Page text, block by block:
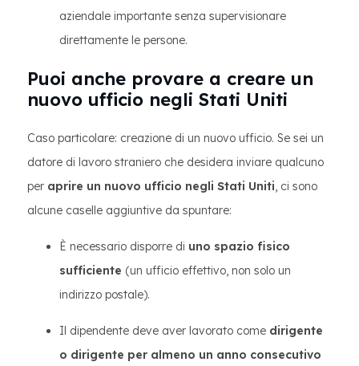
aziendale importante senza supervisionare
direttamente le persone.
Puoi anche provare a creare un
nuovo ufficio negli Stati Uniti
Caso particolare: creazione di un nuovo ufficio. Se sei un
datore di lavoro straniero che desidera inviare qualcuno
per aprire un nuovo ufficio negli Stati Uniti, ci sono
alcune caselle aggiuntive da spuntare:
È necessario disporre di uno spazio fisico
sufficiente (un ufficio effettivo, non solo un
indirizzo postale).
Il dipendente deve aver lavorato come dirigente
o dirigente per almeno un anno consecutivo